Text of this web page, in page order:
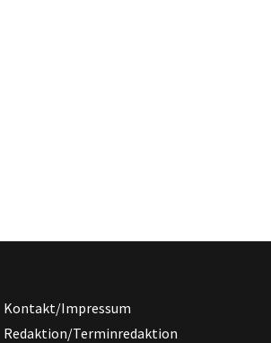
Kontakt/Impressum
Redaktion/Terminredaktion